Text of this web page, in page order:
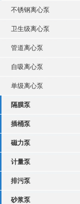
不锈钢离心泵
卫生级离心泵
管道离心泵
自吸离心泵
单级离心泵
隔膜泵
插桶泵
磁力泵
计量泵
排污泵
砂浆泵